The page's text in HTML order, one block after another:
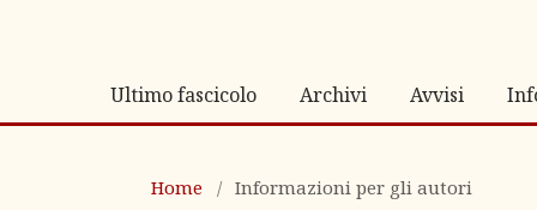
Ultimo fascicolo Archivi Avvisi
Home / Informazioni per gli autori